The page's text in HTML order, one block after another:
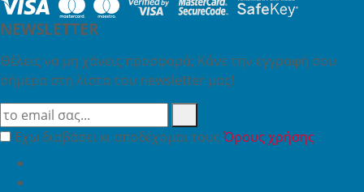
NEWSLETTER
Θέλεις να μη χάνεις προσφορά; Κάνε την εγγραφή σου
σήμερα στη λίστα του newsletter μας!
Έχω διαβάσει κι αποδέχομαι τουςΌρους χρήσης